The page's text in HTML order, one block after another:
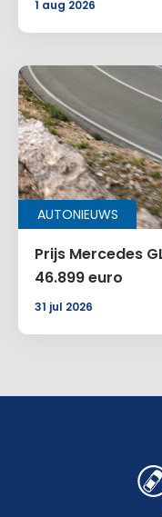
1 aug 2026
AUTONIEUWS
Prijs Mercedes
46.899 euro
31 jul 2026